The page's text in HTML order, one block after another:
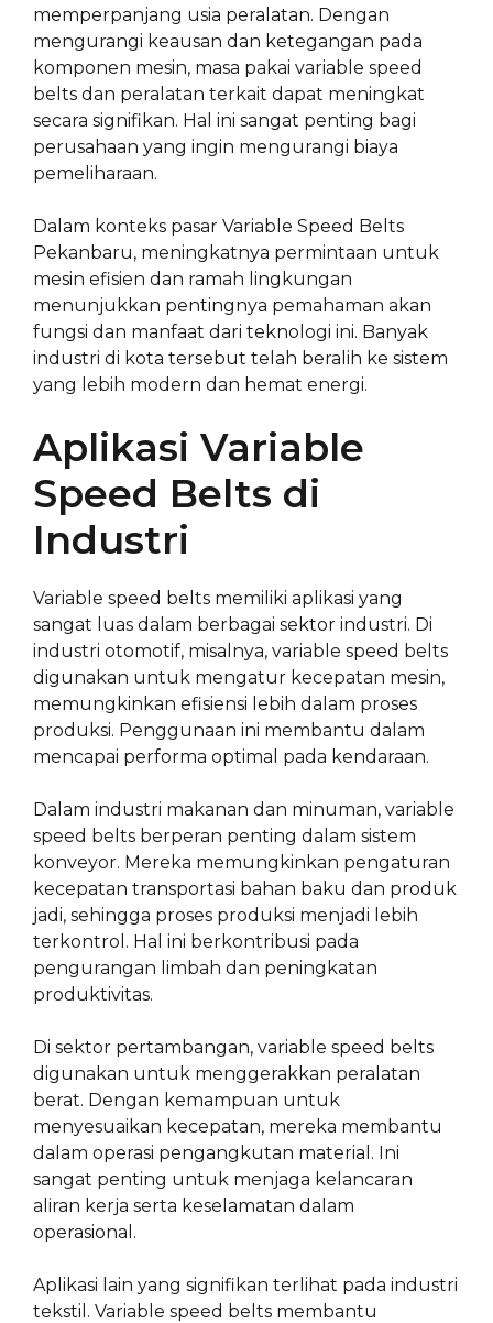
memperpanjang usia peralatan. Dengan
mengurangi keausan dan ketegangan pada
komponen mesin, masa pakai variable speed
belts dan peralatan terkait dapat meningkat
secara signifikan. Hal ini sangat penting bagi
perusahaan yang ingin mengurangi biaya
pemeliharaan.
Dalam konteks pasar Variable Speed Belts
Pekanbaru, meningkatnya permintaan untuk
mesin efisien dan ramah lingkungan
menunjukkan pentingnya pemahaman akan
fungsi dan manfaat dari teknologi ini. Banyak
industri di kota tersebut telah beralih ke sistem
yang lebih modern dan hemat energi.
Aplikasi Variable
Speed Belts di
Industri
Variable speed belts memiliki aplikasi yang
sangat luas dalam berbagai sektor industri. Di
industri otomotif, misalnya, variable speed belts
digunakan untuk mengatur kecepatan mesin,
memungkinkan efisiensi lebih dalam proses
produksi. Penggunaan ini membantu dalam
mencapai performa optimal pada kendaraan.
Dalam industri makanan dan minuman, variable
speed belts berperan penting dalam sistem
konveyor. Mereka memungkinkan pengaturan
kecepatan transportasi bahan baku dan produk
jadi, sehingga proses produksi menjadi lebih
terkontrol. Hal ini berkontribusi pada
pengurangan limbah dan peningkatan
produktivitas.
Di sektor pertambangan, variable speed belts
digunakan untuk menggerakkan peralatan
berat. Dengan kemampuan untuk
menyesuaikan kecepatan, mereka membantu
dalam operasi pengangkutan material. Ini
sangat penting untuk menjaga kelancaran
aliran kerja serta keselamatan dalam
operasional.
Aplikasi lain yang signifikan terlihat pada industri
tekstil. Variable speed belts membantu